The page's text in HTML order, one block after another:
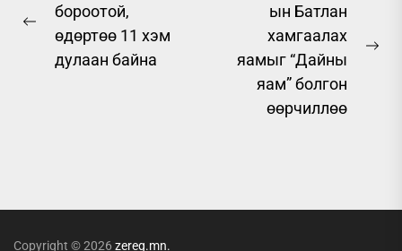
navigation
Previous
бороотой,
өдөртөө 11 хэм
дулаан байна
ын Батлан
хамгаалах
яамыг “Дайны
яам” болгон
өөрчиллөө
Copyright © 2026 zereg.mn.